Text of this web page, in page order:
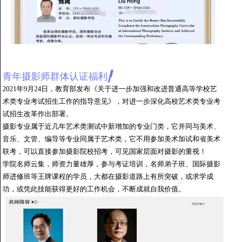
青年摄影师群体认证福利
2021年9月24日，教育部发布《关于进一步加强和改进普通高等学校艺
术类专业考试招生工作的指导意见》，对进一步深化高校艺术类专业考
试招生改革作出部署。
摄影专业属于近几年艺术类测试中新增加的专业门类，它并同与美术、
音乐、文管、编导等专业同属于艺术类，它不用参加美术加试和省美术
联考，可以直接参加摄影院校招考，可见国家层面对摄影的重视！
学院名师云集，师资力量雄厚，参与考证培训，名师弟子班、国际摄影
师进修班等王牌课程的学员，大都在摄影道路上有所突破，或求学成
功，或凭此技能获得更好的工作机会，不断成就自我价值。